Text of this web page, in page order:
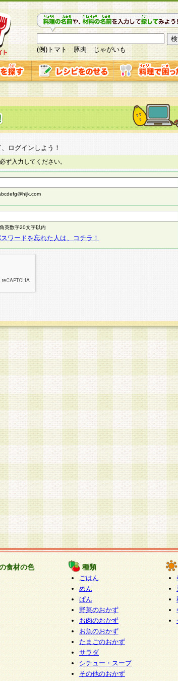
(例)トマト 豚肉 じゃがいも
ログインしよう！
ず入力してください。
英数字20文字以内
ワードを忘れた人は、コチラ！
食材の色 種類
ごはん
めん
ぱん
野菜のおかず
お肉のおかず
お魚のおかず
たまごのおかず
サラダ
シチュー・スープ
その他のおかず